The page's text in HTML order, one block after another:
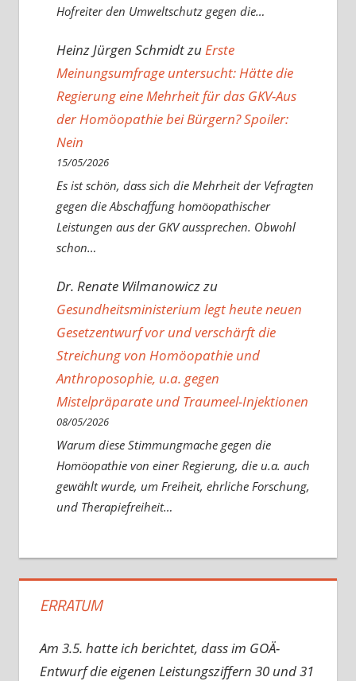
Hofreiter den Umweltschutz gegen die…
Heinz Jürgen SchmidtzuErste
Meinungsumfrage untersucht: Hätte die
Regierung eine Mehrheit für das GKV-Aus
der Homöopathie bei Bürgern? Spoiler:
Nein
15/05/2026
Es ist schön, dass sich die Mehrheit der Vefragten
gegen die Abschaffung homöopathischer
Leistungen aus der GKV aussprechen. Obwohl
schon…
Dr. Renate Wilmanowiczzu
Gesundheitsministerium legt heute neuen
Gesetzentwurf vor und verschärft die
Streichung von Homöopathie und
Anthroposophie, u.a. gegen
Mistelpräparate und Traumeel-Injektionen
08/05/2026
Warum diese Stimmungmache gegen die
Homöopathie von einer Regierung, die u.a. auch
gewählt wurde, um Freiheit, ehrliche Forschung,
und Therapiefreiheit…
ERRATUM
Am 3.5. hatte ich berichtet, dass im GOÄ-
Entwurf die eigenen Leistungsziffern 30 und 31